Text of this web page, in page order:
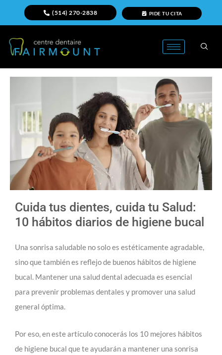
(514) 270-2838 PIDE TU CITA
Cuida tus dientes, cuida tu Salud:
10 hábitos diarios de higiene bucal
Una sonrisa saludable no solo es estéticamente agradable,
sino que también es reflejo de buenos hábitos de higiene
bucal. Mantener una salud dental adecuada es esencial
para prevenir problemas dentales y promover una salud
general óptima.
Por eso, en este artículo conocerás los 10 mejores hábitos
de higiene bucal que te ayudarán a mantener una sonrisa